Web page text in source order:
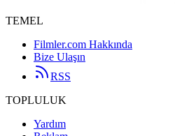
TEMEL
Filmler.com Hakkında
Bize Ulaşın
RSS
TOPLULUK
Yardım